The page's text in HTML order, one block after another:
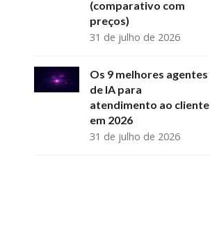
(comparativo com
preços)
31 de julho de 2026
Os 9 melhores agentes
de IA para
atendimento ao cliente
em 2026
31 de julho de 2026